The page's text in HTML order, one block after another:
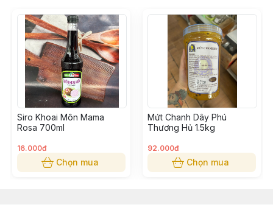
Siro Khoai Môn Mama
Rosa 700ml
16.000đ
Chọn mua
Mứt Chanh Dây Phú
Thương Hủ 1.5kg
92.000đ
Chọn mua